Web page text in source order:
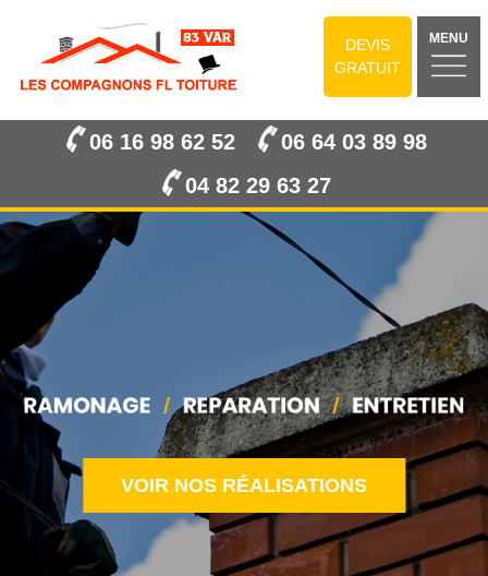
DEVIS
GRATUIT
MENU
06 16 98 62 52
06 64 03 89 98
04 82 29 63 27
VOIR NOS RÉALISATIONS